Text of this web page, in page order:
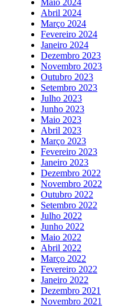
Maio 2024
Abril 2024
Março 2024
Fevereiro 2024
Janeiro 2024
Dezembro 2023
Novembro 2023
Outubro 2023
Setembro 2023
Julho 2023
Junho 2023
Maio 2023
Abril 2023
Março 2023
Fevereiro 2023
Janeiro 2023
Dezembro 2022
Novembro 2022
Outubro 2022
Setembro 2022
Julho 2022
Junho 2022
Maio 2022
Abril 2022
Março 2022
Fevereiro 2022
Janeiro 2022
Dezembro 2021
Novembro 2021